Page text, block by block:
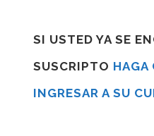
SI USTED YA SE
SUSCRIPTO HAGA
INGRESAR A SU